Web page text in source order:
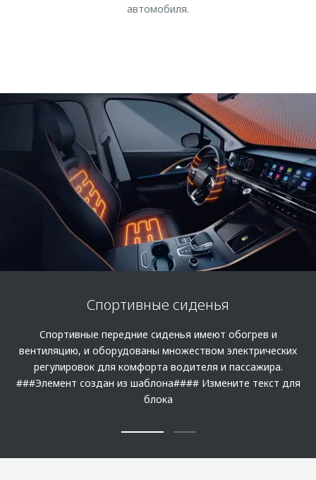
автомобиля.
Спортивные сиденья
Cпортивные передние сиденья имеют обогрев и
вентиляцию, и оборудованы множеством электрических
регулировок для комфорта водителя и пассажира.
###Элемент создан из шаблона#### Измените текст для
блока